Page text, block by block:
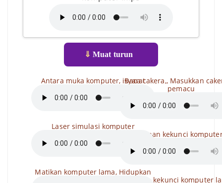
⇓ Muat turun
Antara muka komputer, isyarat
Laser simulasi komputer
Matikan komputer lama, Hidupkan
Baca cakera,, Masukkan
pemacu
Papan kekunci
Papan kekunci komputer